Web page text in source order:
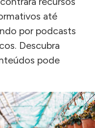
até
por podcasts
Descubra
pode